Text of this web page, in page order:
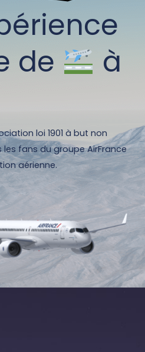
de
à
loi 1901 à but non
fans du groupe AirFrance
aérienne.